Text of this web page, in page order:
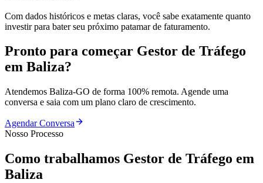
Com dados históricos e metas claras, você sabe exatamente quanto
investir para bater seu próximo patamar de faturamento.
Pronto para começar Gestor de Tráfego
em Baliza?
Atendemos Baliza-GO de forma 100% remota. Agende uma
conversa e saia com um plano claro de crescimento.
Agendar Conversa
Nosso Processo
Como trabalhamos Gestor de Tráfego em
Baliza